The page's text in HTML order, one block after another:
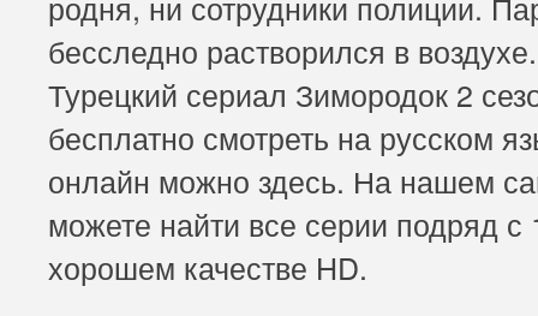
бесследно растворился в воздухе.
Турецкий сериал Зимородок 2
бесплатно смотреть на русском
онлайн можно здесь. На нашем
можете найти все серии подряд с
хорошем качестве HD.